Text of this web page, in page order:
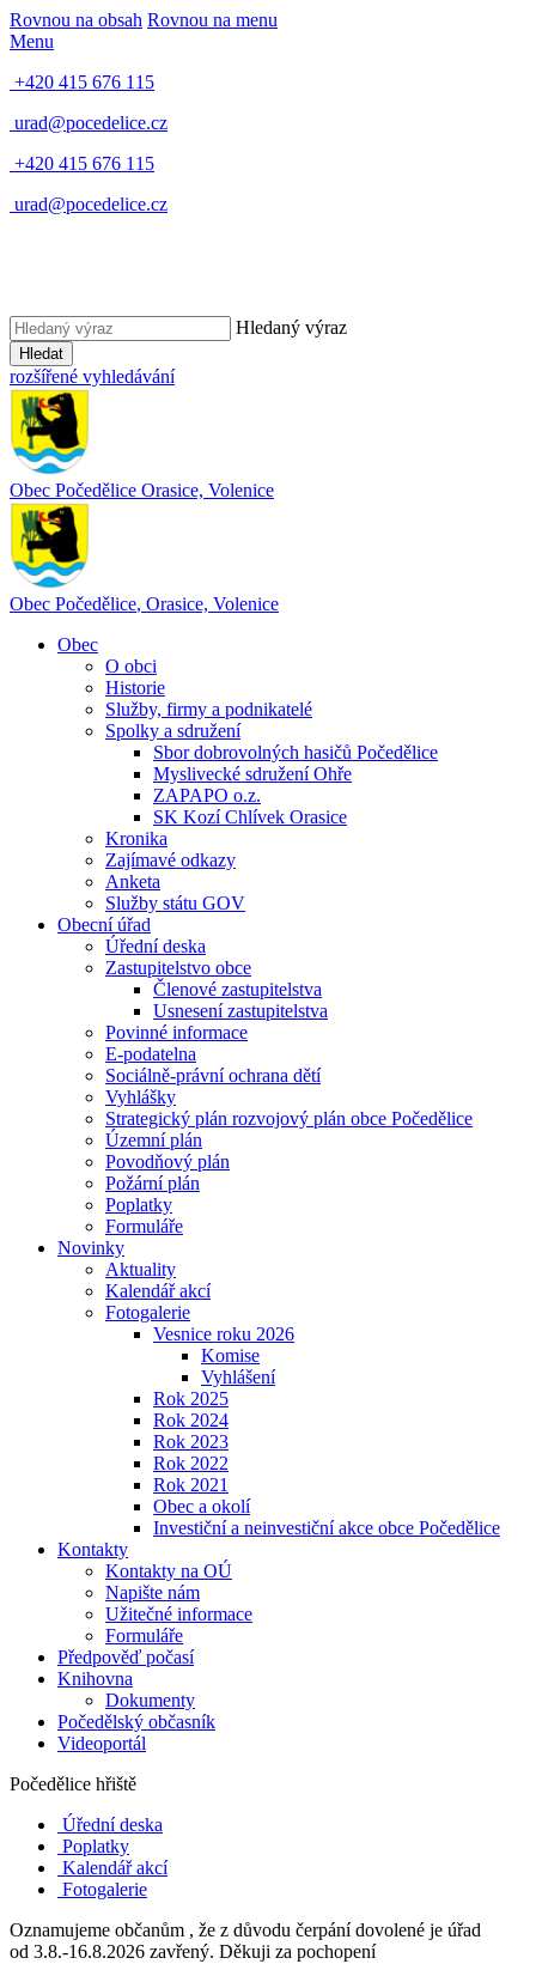
Rovnou na obsah Rovnou na menu
Menu
+420 415 676 115
urad@pocedelice.cz
+420 415 676 115
urad@pocedelice.cz
Hledaný výraz
Hledat
rozšířené vyhledávání
Obec Počedělice Orasice, Volenice
Obec Počedělice, Orasice, Volenice
Obec
O obci
Historie
Služby, firmy a podnikatelé
Spolky a sdružení
Sbor dobrovolných hasičů Počedělice
Myslivecké sdružení Ohře
ZAPAPO o.z.
SK Kozí Chlívek Orasice
Kronika
Zajímavé odkazy
Anketa
Služby státu GOV
Obecní úřad
Úřední deska
Zastupitelstvo obce
Členové zastupitelstva
Usnesení zastupitelstva
Povinné informace
E-podatelna
Sociálně-právní ochrana dětí
Vyhlášky
Strategický plán rozvojový plán obce Počedělice
Územní plán
Povodňový plán
Požární plán
Poplatky
Formuláře
Novinky
Aktuality
Kalendář akcí
Fotogalerie
Vesnice roku 2026
Komise
Vyhlášení
Rok 2025
Rok 2024
Rok 2023
Rok 2022
Rok 2021
Obec a okolí
Investiční a neinvestiční akce obce Počedělice
Kontakty
Kontakty na OÚ
Napište nám
Užitečné informace
Formuláře
Předpověď počasí
Knihovna
Dokumenty
Počedělský občasník
Videoportál
Počedělice hřiště
Úřední deska
Poplatky
Kalendář akcí
Fotogalerie
Oznamujeme občanům , že z důvodu čerpání dovolené je úřad
od 3.8.-16.8.2026 zavřený. Děkuji za pochopení